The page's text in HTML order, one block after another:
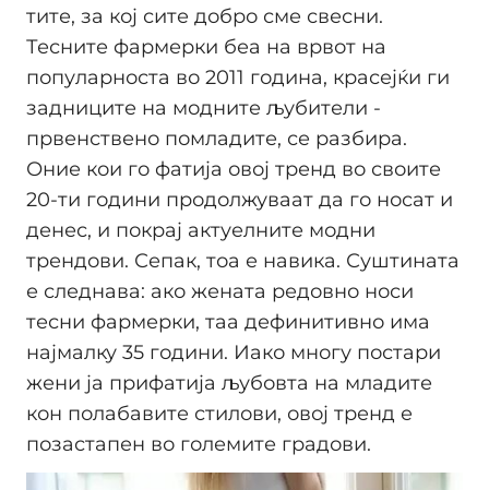
тите, за кој сите добро сме свесни.
Тесните фармерки беа на врвот на
популарноста во 2011 година, красејќи ги
задниците на модните љубители -
првенствено помладите, се разбира.
Оние кои го фатија овој тренд во своите
20-ти години продолжуваат да го носат и
денес, и покрај актуелните модни
трендови. Сепак, тоа е навика. Суштината
е следнава: ако жената редовно носи
тесни фармерки, таа дефинитивно има
најмалку 35 години. Иако многу постари
жени ја прифатија љубовта на младите
кон полабавите стилови, овој тренд е
позастапен во големите градови.